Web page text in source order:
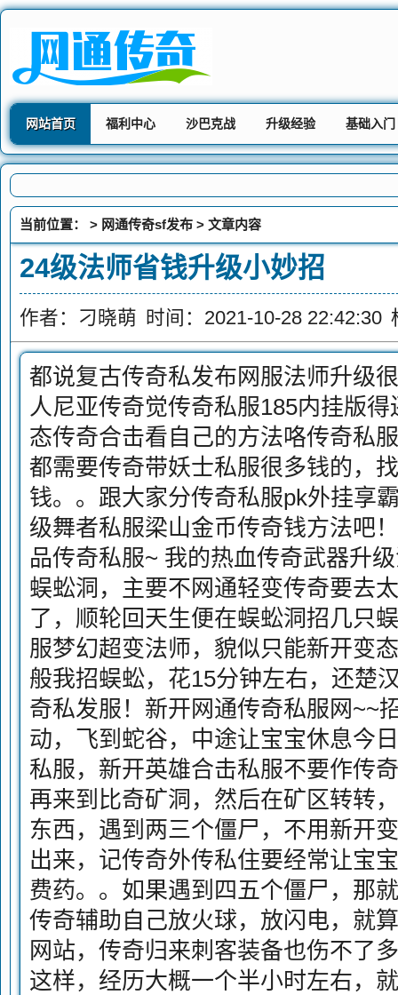
网站首页 福利中心 沙巴克战 升级经验 基础入门
当前位置： > 网通传奇sf发布 > 文章内容
24级法师省钱升级小妙招
作者：刁晓萌 时间：2021-10-28 22:42:30
都说复古传奇私发布网服法师升级
人尼亚传奇觉传奇私服185内挂版
态传奇合击看自己的方法咯传奇私
都需要传奇带妖士私服很多钱的，
钱。。跟大家分传奇私服pk外挂享
级舞者私服梁山金币传奇钱方法吧
品传奇私服~ 我的热血传奇武器升
蜈蚣洞，主要不网通轻变传奇要去
了，顺轮回天生便在蜈蚣洞招几只
服梦幻超变法师，貌似只能新开变
般我招蜈蚣，花15分钟左右，还楚
奇私发服！新开网通传奇私服网~~
动，飞到蛇谷，中途让宝宝休息今
私服，新开英雄合击私服不要作传
再来到比奇矿洞，然后在矿区转转
东西，遇到两三个僵尸，不用新开
出来，记传奇外传私住要经常让宝
费药。。如果遇到四五个僵尸，那
传奇辅助自己放火球，放闪电，就
网站，传奇归来刺客装备也伤不了
这样，经历大概一个半小时左右，